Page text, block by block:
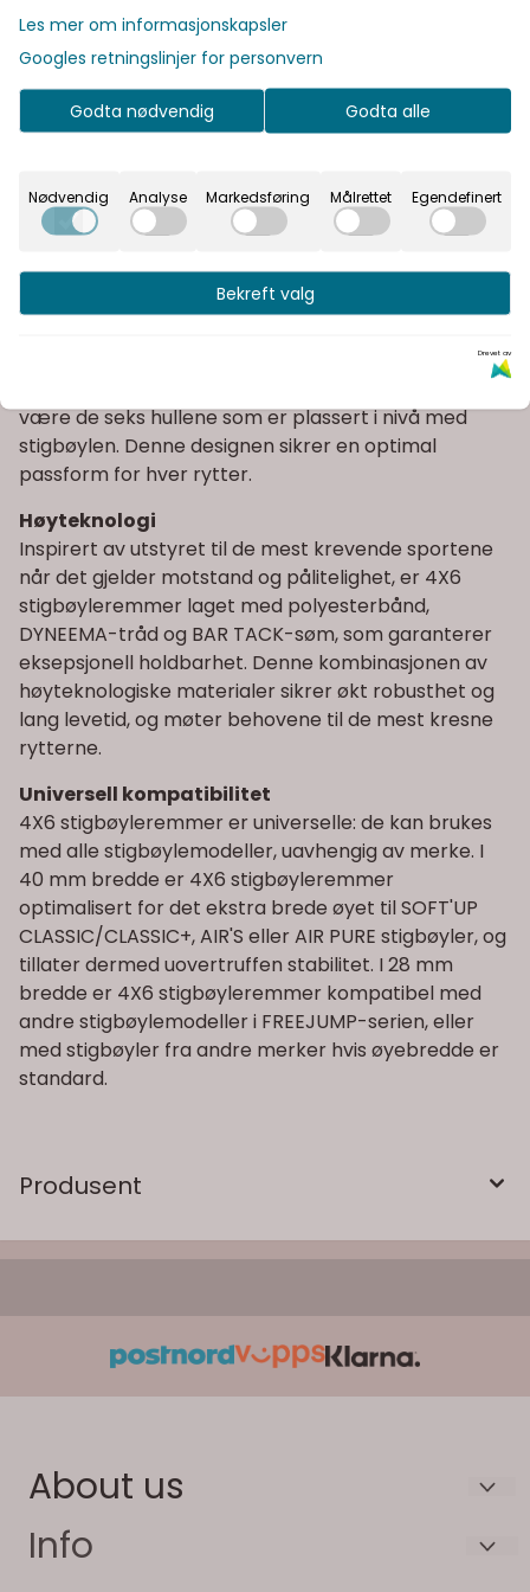
Fast fraktpris
Passform og presisjon
eksepsjonell justeringspresisjon takket være sine fire
mulige posisjoner ved salfestet og de seks
er festet til salen, gir den mer komfort ved ridning,
være de seks hullene som er plassert i nivå med
stigbøylen. Denne designen sikrer en optimal
passform for hver rytter.
Høyteknologi
Inspirert av utstyret til de mest krevende sportene
når det gjelder motstand og pålitelighet, er 4X6
stigbøyleremmer laget med polyesterbånd,
DYNEEMA-tråd og BAR TACK-søm, som garanterer
eksepsjonell holdbarhet. Denne kombinasjonen av
høyteknologiske materialer sikrer økt robusthet og
lang levetid, og møter behovene til de mest kresne
rytterne.
Universell kompatibilitet
4X6 stigbøyleremmer er universelle: de kan brukes
med alle stigbøylemodeller, uavhengig av merke. I
40 mm bredde er 4X6 stigbøyleremmer
optimalisert for det ekstra brede øyet til SOFT'UP
CLASSIC/CLASSIC+, AIR'S eller AIR PURE stigbøyler, og
tillater dermed uovertruffen stabilitet. I 28 mm
bredde er 4X6 stigbøyleremmer kompatibel med
andre stigbøylemodeller i FREEJUMP-serien, eller
med stigbøyler fra andre merker hvis øyebredde er
standard.
Produsent
About us
Vardaneset Stølås
Info
Les mer om informasjonskapsler
Googles retningslinjer for personvern
Godta nødvendig Godta alle
Nødvendig Analyse Markedsføring Målrettet Egendefinert
Bekreft valg
Drevet av